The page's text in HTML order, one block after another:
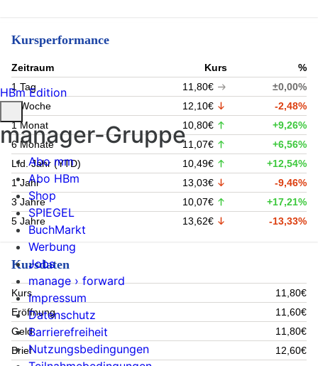
Kursperformance
Zeitraum Kurs
%
1 Tag
11,80€
±0,00%
1 Woche
12,10€
-2,48%
1 Monat
10,80€
+9,26%
6 Monate
11,07€
+6,56%
Lfd. Jahr (YTD)
10,49€
+12,54%
1 Jahr
13,03€
-9,46%
3 Jahre
10,07€
+17,21%
5 Jahre
13,62€ -13,33%
Kursdaten
Kurs
11,80€
Eröffnung
11,60€
Geld
11,80€
Brief
12,60€
HBm Edition
manager-Gruppe
Abo mm
Abo HBm
Shop
SPIEGEL
BuchMarkt
Werbung
Jobs
manage › forward
Impressum
Datenschutz
Barrierefreiheit
Nutzungsbedingungen